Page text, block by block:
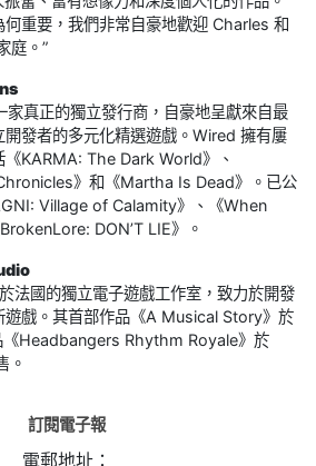
重要，我們非常自豪地歡迎 Charles 和
庭。”
真正的獨立發行商，自豪地呈獻來自最
發者的多元化精選遊戲。Wired 擁有屢
KARMA: The Dark World》、
》和《Martha Is Dead》。已公
Village of Calamity》、《When
DON’T LIE》。
法國的獨立電子遊戲工作室，致力於開發
遊戲。其首部作品《A Musical Story》於
Headbangers Rhythm Royale》於
。
訂閱電子報
電郵地址：